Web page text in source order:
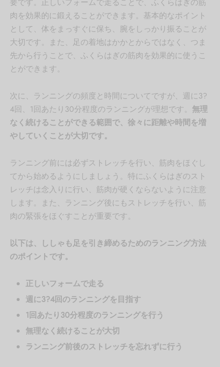
肉を効果的に鍛えることができます。基本的なポイント
として、体をまっすぐに保ち、腕をしっかり振ることが
大切です。また、足の着地はかかとからではなく、つま
先から行うことで、ふくらはぎの筋肉を効果的に使うこ
とができます。
次に、ランニングの頻度と時間についてですが、週に3?
4回、1回あたり30分程度のランニングが理想です。 無理
なく続けることができる範囲で、徐々に距離や時間を増
やしていくことが大切です。
ランニング前には必ずストレッチを行い、筋肉をほぐし
てから始めるようにしましょう。特にふくらはぎのスト
レッチは念入りに行い、筋肉が硬くならないように注意
します。また、ランニング後にもストレッチを行い、筋
肉の緊張をほぐすことが重要です。
以下は、ししゃも足を引き締めるためのランニング方法
のポイントです。
正しいフォームで走る
週に3?4回のランニングを目指す
1回あたり30分程度のランニングを行う
無理なく続けることが大切
ランニング前後のストレッチを忘れずに行う